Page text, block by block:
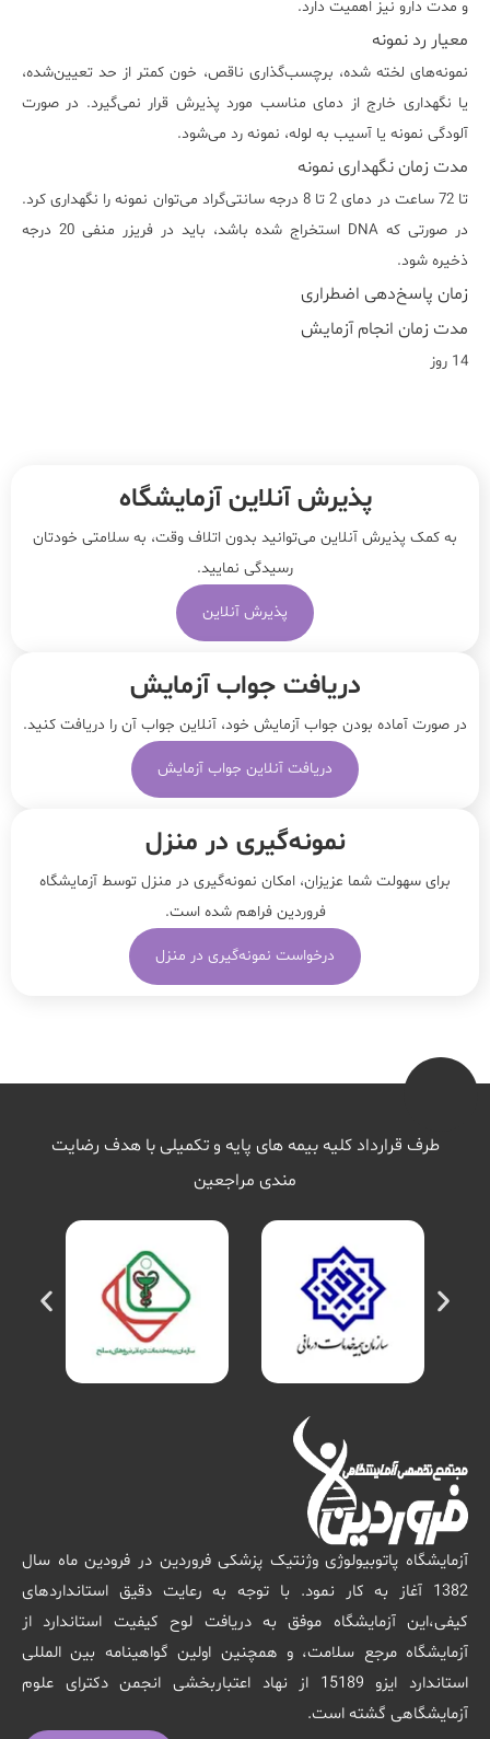
و مدت دارو نیز اهمیت دارد.
معیار رد نمونه
نمونه‌های لخته شده، برچسب‌گذاری ناقص، خون کمتر از حد تعیین‌شده،
یا نگهداری خارج از دمای مناسب مورد پذیرش قرار نمی‌گیرد. در صورت
آلودگی نمونه یا آسیب به لوله، نمونه رد می‌شود.
مدت زمان نگهداری نمونه
تا 72 ساعت در دمای 2 تا 8 درجه سانتی‌گراد می‌توان نمونه را نگهداری کرد.
در صورتی که DNA استخراج شده باشد، باید در فریزر منفی 20 درجه
ذخیره شود.
زمان پاسخ‌دهی اضطراری
مدت زمان انجام آزمایش
14 روز
پذیرش آنلاین آزمایشگاه
به کمک پذیرش آنلاین می‌توانید بدون اتلاف وقت، به سلامتی خودتان
رسیدگی نمایید.
پذیرش آنلاین
دریافت جواب آزمایش
در صورت آماده بودن جواب آزمایش خود، آنلاین جواب‌ آن را دریافت کنید.
دریافت آنلاین جواب آزمایش
نمونه‌‌گیری در منزل
برای سهولت شما عزیزان، امکان نمونه‌گیری در منزل توسط آزمایشگاه
فروردین فراهم شده است.
درخواست نمونه‌گیری در منزل
طرف قرارداد کلیه بیمه های پایه و تکمیلی با هدف رضایت
مندی مراجعین
آزمایشگاه پاتوبیولوژی وژنتیک پزشکی فروردین در فرودین ماه سال
1382 آغاز به کار نمود. با توجه به رعایت دقیق استانداردهای
کیفی،این آزمایشگاه موفق به دریافت لوح کیفیت استاندارد از
آزمایشگاه مرجع سلامت، و همچنین اولین گواهینامه بین المللی
استاندارد ایزو 15189 از نهاد اعتباربخشی انجمن دکترای علوم
آزمایشگاهی گشته است.